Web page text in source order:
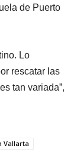
de Puerto
Lo
rescatar las
tan variada”,
Vallarta